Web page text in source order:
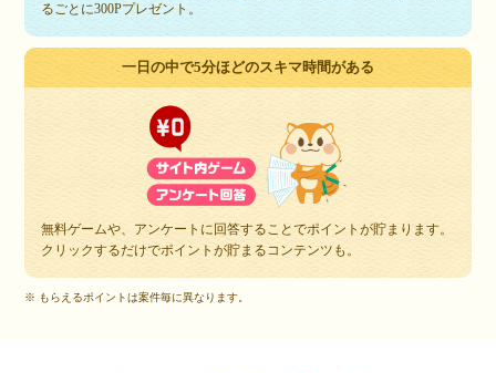
るごとに300Pプレゼント。
一日の中で5分ほどのスキマ時間がある
無料ゲームや、アンケートに回答することでポイントが貯まります。
クリックするだけでポイントが貯まるコンテンツも。
※ もらえるポイントは案件毎に異なります。